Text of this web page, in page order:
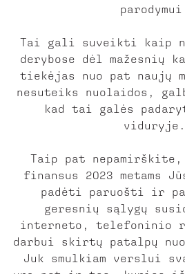
Tai gali suveikti kaip
derybose dėl mažesnių
tiekėjas nuo pat naujų
nesuteiks nuolaidos,
kad tai galės
viduryje.
Taip pat nepamirškite,
finansus 2023 metams
padėti paruošti ir
geresnių sąlygų
interneto, telefoninio
darbui skirtų patalpų
Juk smulkiam verslui